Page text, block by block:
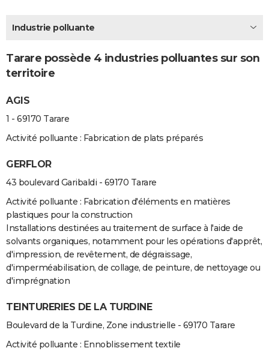
BONS PLANS
Dictionnaire
Biographies
Citations
Expressions
Proverbes
PROGRAMME TV
COPAINS D'AVANT
S'inscrire
Se connecter
Lycées
Collèges
Primaires
Universités
Entreprises
Service militaire
Avis de recherche
AVIS DE DÉCÈS
Bricolage
Lifestyle
Culture
Sport
Auto
Television
Voyage
Cinema
Industrie polluante
Tarare possède 4 industries polluantes sur son
territoire
AGIS
1 - 69170 Tarare
Activité polluante : Fabrication de plats préparés
GERFLOR
43 boulevard Garibaldi - 69170 Tarare
Activité polluante : Fabrication d'éléments en matières
plastiques pour la construction
Installations destinées au traitement de surface à l'aide de
solvants organiques, notamment pour les opérations d'apprêt,
d'impression, de revêtement, de dégraissage,
d'imperméabilisation, de collage, de peinture, de nettoyage ou
d'imprégnation
TEINTURERIES DE LA TURDINE
Boulevard de la Turdine, Zone industrielle - 69170 Tarare
Activité polluante : Ennoblissement textile